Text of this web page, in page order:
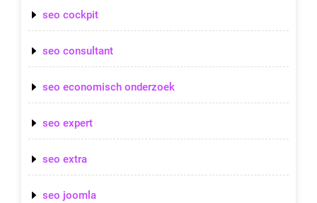
seo cockpit
seo consultant
seo economisch onderzoek
seo expert
seo extra
seo joomla